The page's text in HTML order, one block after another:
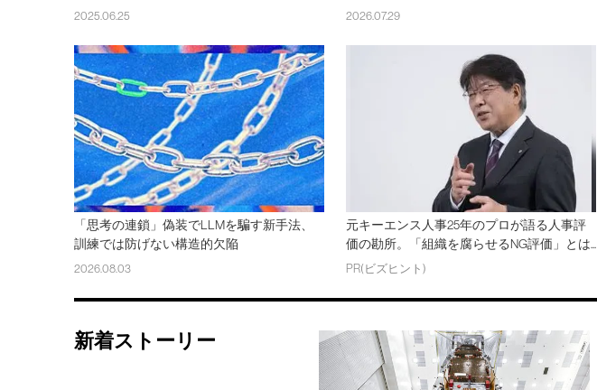
2025.06.25 2026.07.29
「思考の連鎖」偽装でLLMを騙す新手法、
訓練では防げない構造的欠陥
2026.08.03
元キーエンス人事25年のプロが語る人事評
価の勘所。「組織を腐らせるNG評価」とは...
PR(ビズヒント)
新着ストーリー